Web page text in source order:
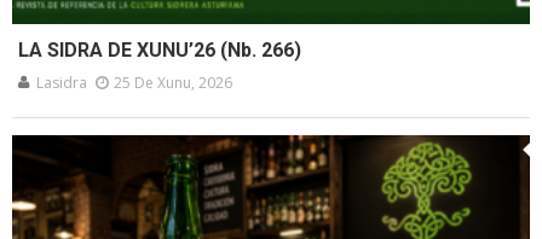
LA SIDRA DE XUNU’26 (Nb. 266)
Lasidra 25 De Xunu, 2026